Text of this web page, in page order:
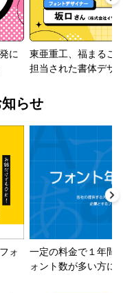
に
東亜重工、福まるご
担当された書体デザ
らせ
ォ
一定の料金で１年間
ォント数が多い方に